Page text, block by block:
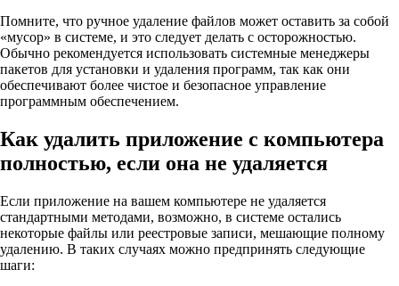
Помните, что ручное удаление файлов может оставить за собой
«мусор» в системе, и это следует делать с осторожностью.
Обычно рекомендуется использовать системные менеджеры
пакетов для установки и удаления программ, так как они
обеспечивают более чистое и безопасное управление
программным обеспечением.
Как удалить приложение с компьютера
полностью, если она не удаляется
Если приложение на вашем компьютере не удаляется
стандартными методами, возможно, в системе остались
некоторые файлы или реестровые записи, мешающие полному
удалению. В таких случаях можно предпринять следующие
шаги: